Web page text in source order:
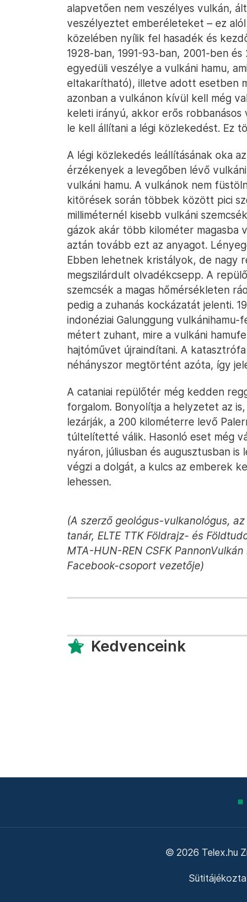
alapvetően nem veszélyes vulkán,
veszélyeztet emberéleteket – ez
közelében nyílik fel hasadék és
1928-ban, 1991-93-ban, 2001-ben
egyedüli veszélye a vulkáni hamu,
eltakarítható), illetve adott esetben
azonban a vulkánon kívül kell még
keleti irányú, akkor erős
le kell állítani a légi közlekedést. Ez
A légi közlekedés leállításának oka
érzékenyek a levegőben lévő
vulkáni hamu. A vulkánok nem
kitörések során többek között pici
milliméternél kisebb vulkáni
gázok akár több kilométer magasba
aztán tovább ezt az anyagot.
Ebben lehetnek kristályok, de nagy
megszilárdult olvadékcsepp. A
szemcsék a magas hőmérsékleten
pedig a zuhanás kockázatát jelenti.
indonéziai Galunggung
métert zuhant, mire a vulkáni
hajtóművet újraindítani. A
néhányszor megtörtént azóta, így
A cataniai repülőtér még kedden
forgalom. Bonyolítja a helyzetet az
lezárják, a 200 kilométerre levő
túltelítetté válik. Hasonló eset még
nyáron, júliusban és augusztusban
végzi a dolgát, a kulcs az emberek
lehessen.
(A szerző geológus-vulkanológus,
tanár, ELTE TTK Földrajz- és
MTA-HUN-REN CSFK
Facebook-csoport vezetője)
Kedvenceink
© 2026 Telex.hu